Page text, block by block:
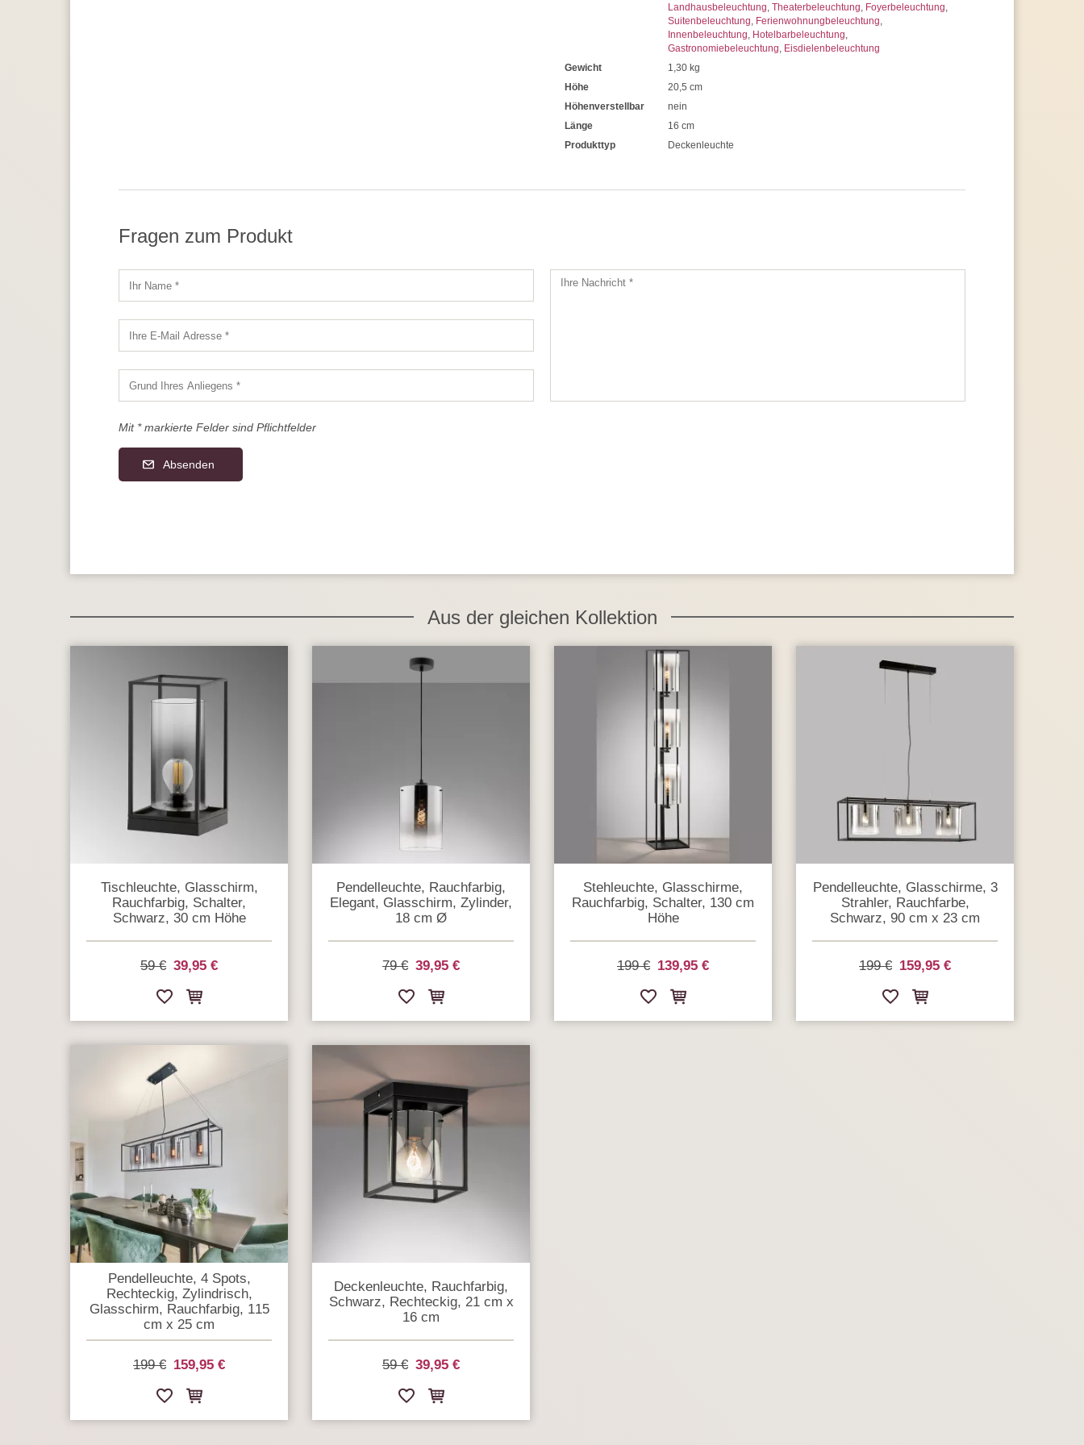
Landhausbeleuchtung, Theaterbeleuchtung, Foyerbeleuchtung,
Suitenbeleuchtung, Ferienwohnungbeleuchtung,
Innenbeleuchtung, Hotelbarbeleuchtung,
Gastronomiebeleuchtung, Eisdielenbeleuchtung
Gewicht
1,30 kg
Höhe
20,5 cm
Höhenverstellbar
nein
Länge
16 cm
Produkttyp
Deckenleuchte
Fragen zum Produkt
Mit * markierte Felder sind Pflichtfelder
Absenden
Aus der gleichen Kollektion
Tischleuchte, Glasschirm,
Rauchfarbig, Schalter,
Schwarz, 30 cm Höhe
59 € 39,95 €
Pendelleuchte, Rauchfarbig,
Elegant, Glasschirm, Zylinder,
18 cm Ø
79 € 39,95 €
Stehleuchte, Glasschirme,
Rauchfarbig, Schalter, 130 cm
Höhe
199 € 139,95 €
Pendelleuchte, Glasschirme, 3
Strahler, Rauchfarbe,
Schwarz, 90 cm x 23 cm
199 € 159,95 €
Pendelleuchte, 4 Spots,
Rechteckig, Zylindrisch,
Glasschirm, Rauchfarbig, 115
cm x 25 cm
199 € 159,95 €
Deckenleuchte, Rauchfarbig,
Schwarz, Rechteckig, 21 cm x
16 cm
59 € 39,95 €